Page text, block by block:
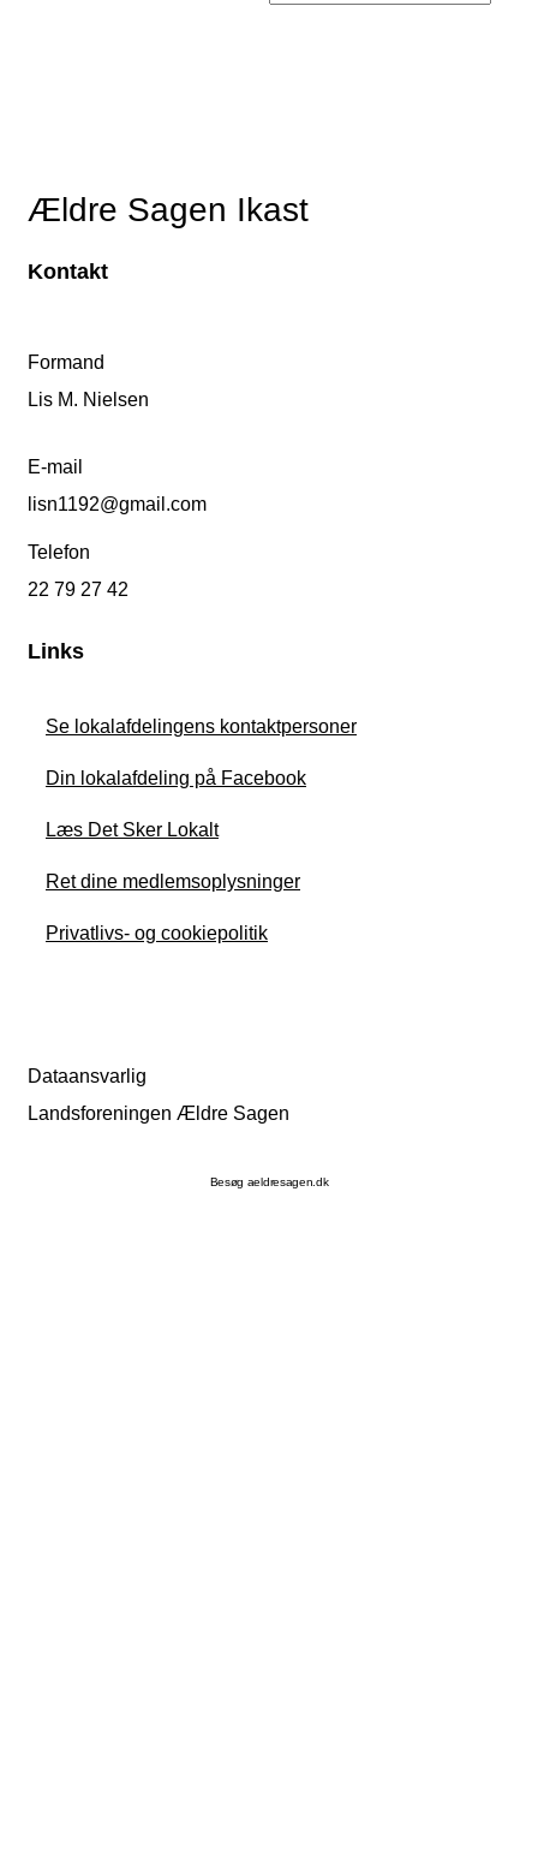
Ældre Sagen Ikast
Kontakt
Formand
Lis M. Nielsen
E-mail
lisn1192@gmail.com
Telefon
22 79 27 42
Links
Se lokalafdelingens kontaktpersoner
Din lokalafdeling på Facebook
Læs Det Sker Lokalt
Ret dine medlemsoplysninger
Privatlivs- og cookiepolitik
Dataansvarlig
Landsforeningen Ældre Sagen
Besøg aeldresagen.dk